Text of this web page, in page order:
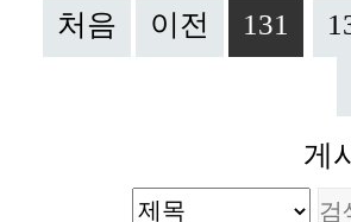
처음 이전 131
게